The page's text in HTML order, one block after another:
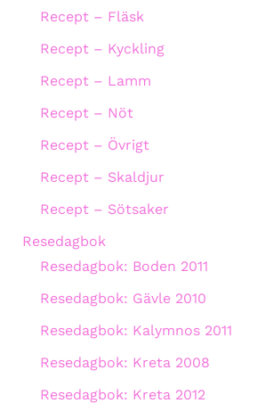
Recept – Fläsk
Recept – Kyckling
Recept – Lamm
Recept – Nöt
Recept – Övrigt
Recept – Skaldjur
Recept – Sötsaker
Resedagbok
Resedagbok: Boden 2011
Resedagbok: Gävle 2010
Resedagbok: Kalymnos 2011
Resedagbok: Kreta 2008
Resedagbok: Kreta 2012